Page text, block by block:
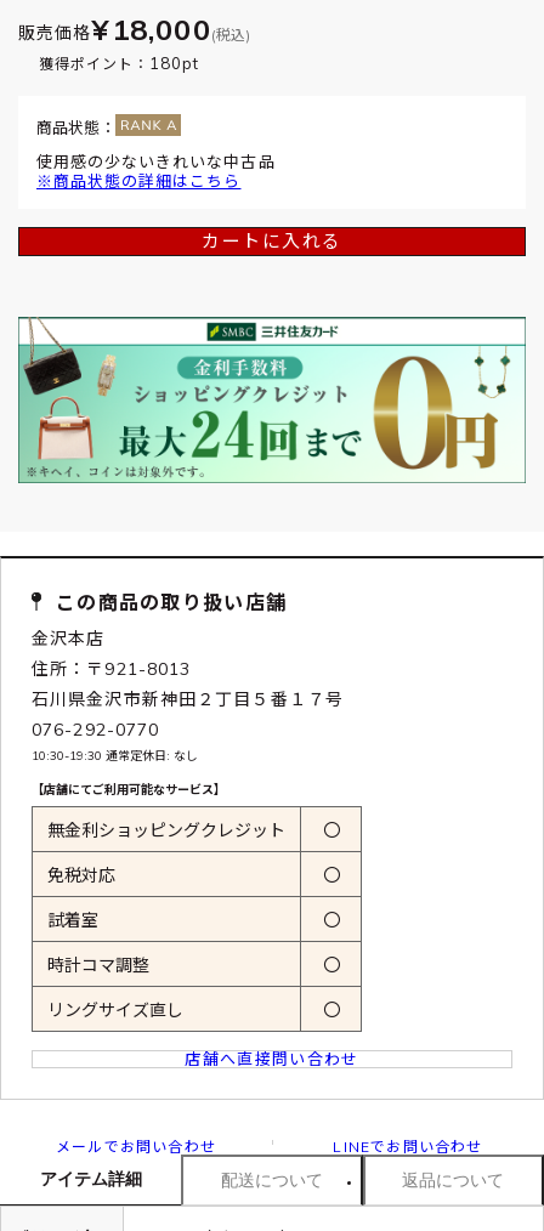
販売価格¥18,000 (税込)
獲得ポイント： 180pt
商品状態：
使用感の少ないきれいな中古品
※商品状態の詳細はこちら
カートに入れる
この商品の取り扱い店舗
金沢本店
住所：〒921-8013
石川県金沢市新神田２丁目５番１７号
076-292-0770
10:30-19:30 通常定休日: なし
【店舗にてご利用可能なサービス】
無金利ショッピングクレジット 〇
免税対応 〇
試着室 〇
時計コマ調整 〇
リングサイズ直し 〇
店舗へ直接問い合わせ
メールでお問い合わせ LINEでお問い合わせ
アイテム詳細 配送について 返品について